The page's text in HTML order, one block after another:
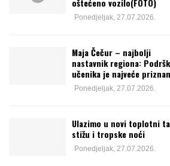
oštećeno vozilo(FOTO)
Ponedjeljak, 27.07.2026.
Maja Čečur – najbolji
nastavnik regiona:
učenika je najveće
Ponedjeljak, 27.07.2026.
Ulazimo u novi toplotni
stižu i tropske noći
Ponedjeljak, 27.07.2026.